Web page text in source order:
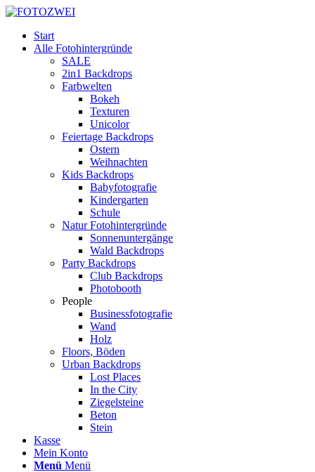
Start
Alle Fotohintergründe
SALE
2in1 Backdrops
Farbwelten
Bokeh
Texturen
Unicolor
Feiertage Backdrops
Ostern
Weihnachten
Kids Backdrops
Babyfotografie
Kindergarten
Schule
Natur Fotohintergründe
Sonnenuntergänge
Wald Backdrops
Party Backdrops
Club Backdrops
Photobooth
People
Businessfotografie
Wand
Holz
Floors, Böden
Urban Backdrops
Lost Places
In the City
Ziegelsteine
Beton
Stein
Kasse
Mein Konto
Menü Menü